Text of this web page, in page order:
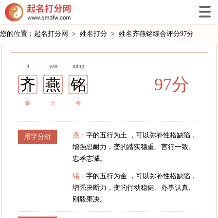
您的位置： 起名打分网 > 姓名打分 > 姓名齐燕铭综合评分97分
jì yàn míng
齐 燕 铭
金 土 金
97分
用字分析 燕：字的五行为土 ，可以弥补性格缺陷，
增强忍耐力，变的踏实稳重、言行一致、
忠孝志诚。
铭：字的五行为金 ，可以弥补性格缺陷，
增强决断力，变的行动稳健、办事认真、
刚毅果决。